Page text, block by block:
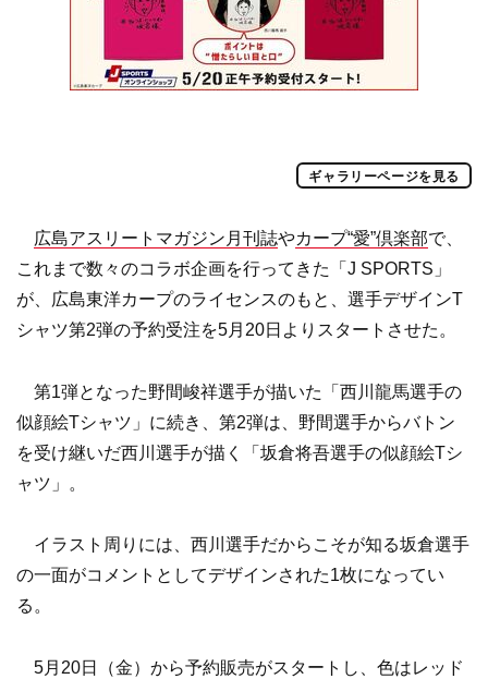
ギャラリーページを見る
広島アスリートマガジン月刊誌やカープ“愛”倶楽部で、
これまで数々のコラボ企画を行ってきた「J SPORTS」
が、広島東洋カープのライセンスのもと、選手デザインT
シャツ第2弾の予約受注を5月20日よりスタートさせた。
第1弾となった野間峻祥選手が描いた「西川龍馬選手の
似顔絵Tシャツ」に続き、第2弾は、野間選手からバトン
を受け継いだ西川選手が描く「坂倉将吾選手の似顔絵Tシ
ャツ」。
イラスト周りには、西川選手だからこそが知る坂倉選手
の一面がコメントとしてデザインされた1枚になってい
る。
5月20日（金）から予約販売がスタートし、色はレッド